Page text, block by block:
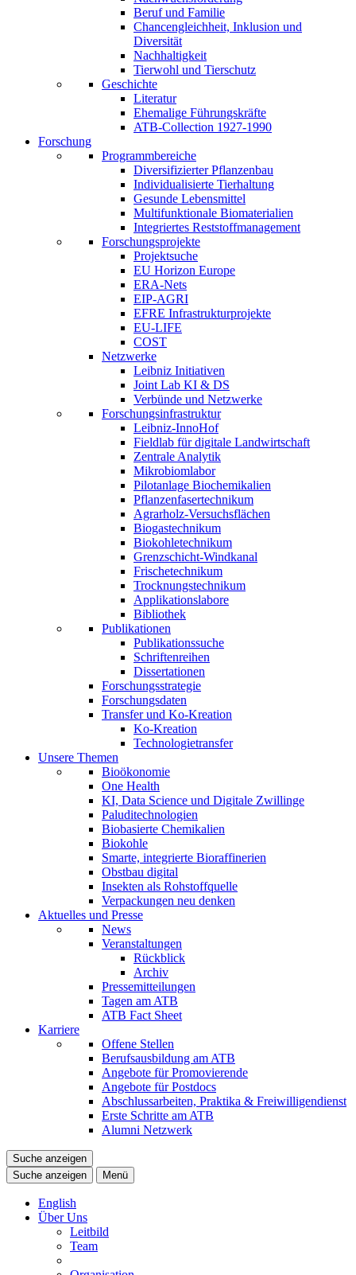
Beruf und Familie
Chancengleichheit, Inklusion und
Diversität
Nachhaltigkeit
Tierwohl und Tierschutz
Geschichte
Literatur
Ehemalige Führungskräfte
ATB-Collection 1927-1990
Forschung
Programmbereiche
Diversifizierter Pflanzenbau
Individualisierte Tierhaltung
Gesunde Lebensmittel
Multifunktionale Biomaterialien
Integriertes Reststoffmanagement
Forschungsprojekte
Projektsuche
EU Horizon Europe
ERA-Nets
EIP-AGRI
EFRE Infrastrukturprojekte
EU-LIFE
COST
Netzwerke
Leibniz Initiativen
Joint Lab KI & DS
Verbünde und Netzwerke
Forschungsinfrastruktur
Leibniz-InnoHof
Fieldlab für digitale Landwirtschaft
Zentrale Analytik
Mikrobiomlabor
Pilotanlage Biochemikalien
Pflanzenfasertechnikum
Agrarholz-Versuchsflächen
Biogastechnikum
Biokohletechnikum
Grenzschicht-Windkanal
Frischetechnikum
Trocknungstechnikum
Applikationslabore
Bibliothek
Publikationen
Publikationssuche
Schriftenreihen
Dissertationen
Forschungsstrategie
Forschungsdaten
Transfer und Ko-Kreation
Ko-Kreation
Technologietransfer
Unsere Themen
Bioökonomie
One Health
KI, Data Science und Digitale Zwillinge
Paluditechnologien
Biobasierte Chemikalien
Biokohle
Smarte, integrierte Bioraffinerien
Obstbau digital
Insekten als Rohstoffquelle
Verpackungen neu denken
Aktuelles und Presse
News
Veranstaltungen
Rückblick
Archiv
Pressemitteilungen
Tagen am ATB
ATB Fact Sheet
Karriere
Offene Stellen
Berufsausbildung am ATB
Angebote für Promovierende
Angebote für Postdocs
Abschlussarbeiten, Praktika & Freiwilligendienst
Erste Schritte am ATB
Alumni Netzwerk
Suche anzeigen
Suche anzeigen
Menü
English
Über Uns
Leitbild
Team